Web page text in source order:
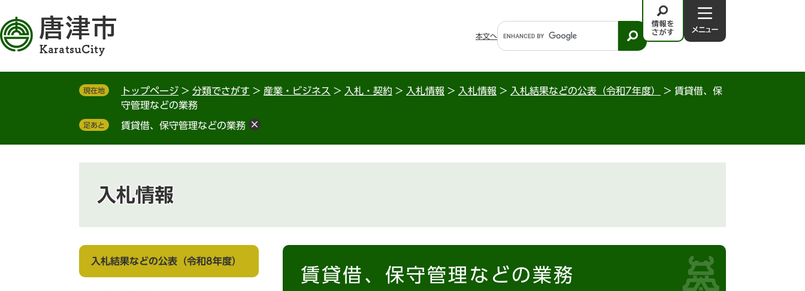
ー
ジ
の
ニ
ュ
ー
情
報
さ
が
メ
ニ
－
本文へ
G
o
g
l
タ
現在地 トップページ > 分類でさがす > 産業・ビジネス > 入札・契約 > 入札情報 > 入札情報 > 入札結果などの公表（令和7年度） > 賃貸借、保
守管理などの業務
足あと 賃貸借、保守管理などの業務
入札情報
本
賃貸借、保守管理などの業務
入札結果などの公表（令和8年度）